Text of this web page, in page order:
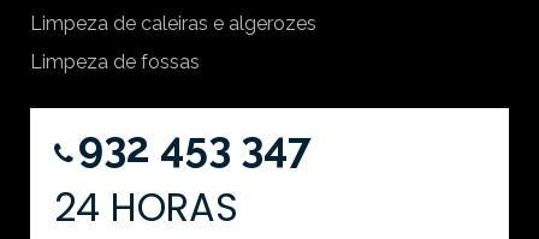
Limpeza de caleiras e algerozes
Limpeza de fossas
932 453 347
24 HORAS